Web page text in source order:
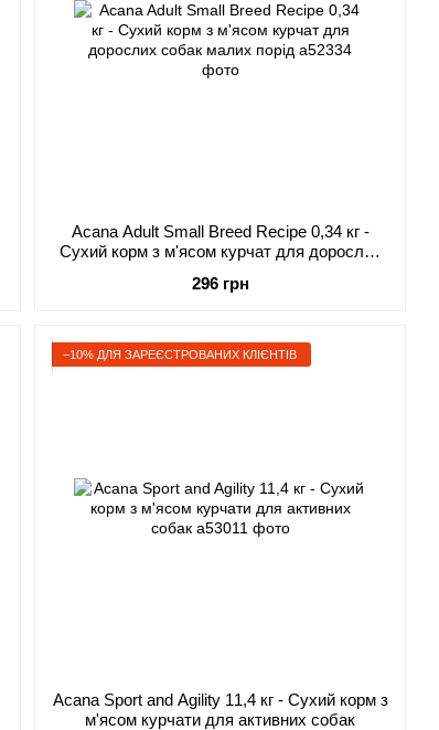
Acana Adult Small Breed Recipe 0,34 кг -
Сухий корм з м'ясом курчат для дорослих
296 грн
−10% ДЛЯ ЗАРЕЄСТРОВАНИХ КЛІЄНТІВ
Acana Sport and Agility 11,4 кг - Сухий корм з
м'ясом курчати для активних собак